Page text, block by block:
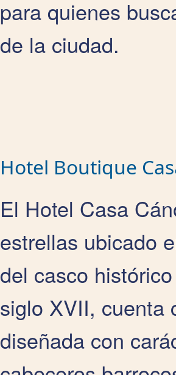
para quienes
de la ciudad.
Hotel Boutique
El Hotel Casa
estrellas ubicado
del casco
siglo XVII, cuenta
diseñada con